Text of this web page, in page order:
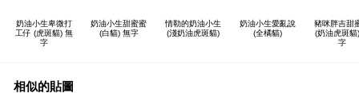
奶油小生卑微打
工仔 (虎斑貓) 無
字
奶油小生甜蜜蜜
(白貓) 無字
情勒的奶油小生
(淺奶油虎斑貓)
奶油小生愛亂說
(全橘貓)
豬咪胖吉甜
(奶油虎斑貓
字
相似的貼圖